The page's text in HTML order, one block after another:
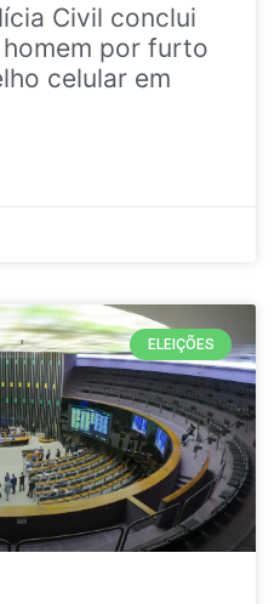
Civil conclui
por furto
celular em
ELEIÇÕES